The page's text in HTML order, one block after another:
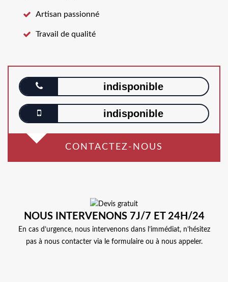
Artisan passionné
Travail de qualité
indisponible
indisponible
CONTACTEZ-NOUS
NOUS INTERVENONS 7J/7 ET 24H/24
En cas d’urgence, nous intervenons dans l’immédiat, n’hésitez
pas à nous contacter via le formulaire ou à nous appeler.